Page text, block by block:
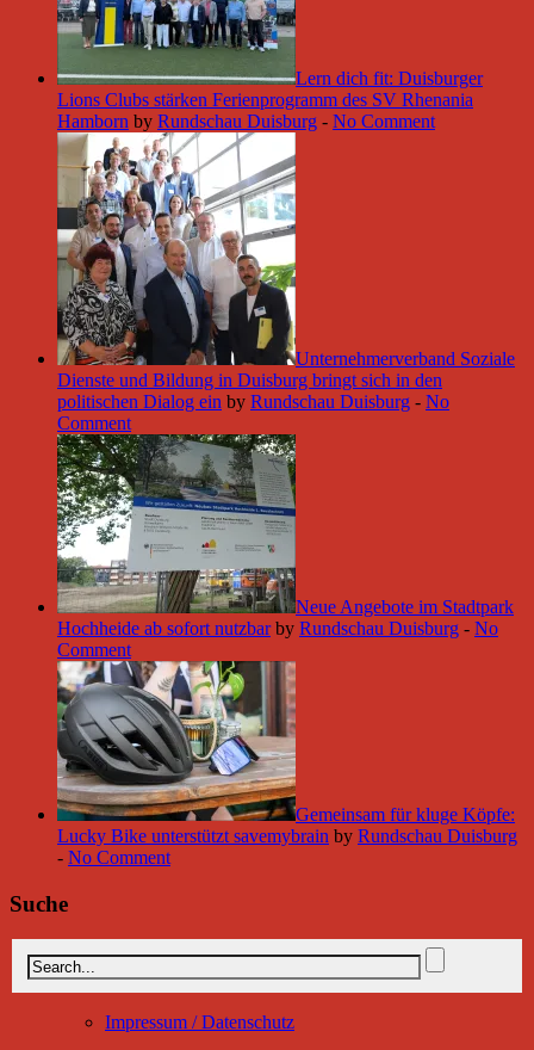
Lern dich fit: Duisburger
Lions Clubs stärken Ferienprogramm des SV Rhenania
Hamborn by Rundschau Duisburg - No Comment
Unternehmerverband Soziale
Dienste und Bildung in Duisburg bringt sich in den
politischen Dialog ein by Rundschau Duisburg - No
Comment
Neue Angebote im Stadtpark
Hochheide ab sofort nutzbar by Rundschau Duisburg - No
Comment
Gemeinsam für kluge Köpfe:
Lucky Bike unterstützt savemybrain by Rundschau Duisburg
- No Comment
Suche
Impressum / Datenschutz